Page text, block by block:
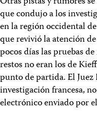
que condujo a los
en la región occidental
que revivió la atención
pocos días las pruebas
restos no eran los de
punto de partida. El Juez
investigación francesa,
electrónico enviado por